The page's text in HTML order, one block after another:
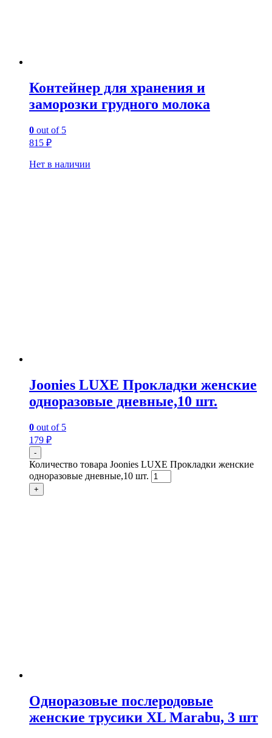
Контейнер для хранения и
заморозки грудного молока
0 out of 5
815 ₽
Нет в наличии
Joonies LUXE Прокладки женские
одноразовые дневные,10 шт.
0 out of 5
179 ₽
-
Количество товара Joonies LUXE Прокладки женские
одноразовые дневные,10 шт.
+
Одноразовые послеродовые
женские трусики XL Marabu, 3 шт